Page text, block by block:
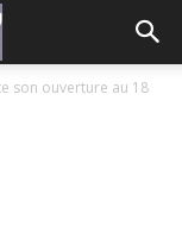
son ouverture au 18